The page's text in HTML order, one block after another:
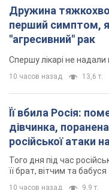
Того дня під час
її брат, вітчим та бабуся
10 часов назад 9,9 т.
сенс
10 часов назад 4,9 т.